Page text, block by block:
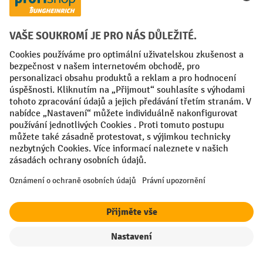
Horká linka služeb
Podpora a poradenství v oblasti:
+420 313 333 193
po-čt, 07:30 - 16:30
pá, 07:30 - 15:00
Nebo prostřednictvím našehokontaktního formuláře.
Pravo na odstoupeni od smlouvy
Vaše profesní výhody